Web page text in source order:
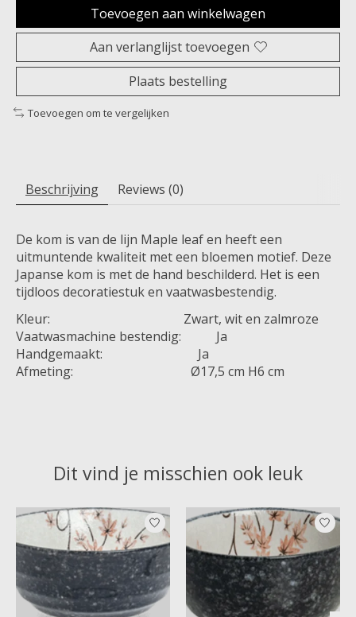
Toevoegen aan winkelwagen
Aan verlanglijst toevoegen
Plaats bestelling
Toevoegen om te vergelijken
Beschrijving Reviews (0)
De kom is van de lijn Maple leaf en heeft een
uitmuntende kwaliteit met een bloemen motief. Deze
Japanse kom is met de hand beschilderd. Het is een
tijdloos decoratiestuk en vaatwasbestendig.
Kleur: Zwart, wit en zalmroze
Vaatwasmachine bestendig: Ja
Handgemaakt: Ja
Afmeting: Ø17,5 cm H6 cm
Dit vind je misschien ook leuk
Items van productcarrousel